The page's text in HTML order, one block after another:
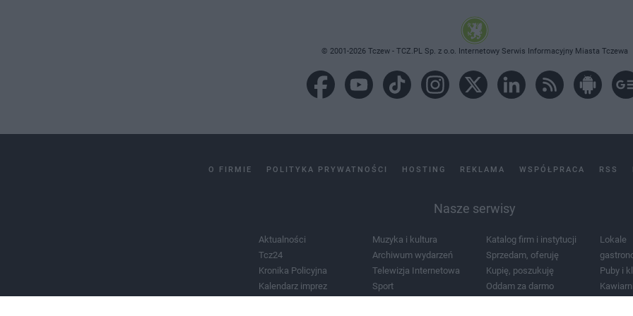
© 2001-2026 Tczew - TCZ.PL Sp. z o.o. Internetowy Serwis Informacyjny Miasta Tczewa
O FIRMIE POLITYKA PRYWATNOŚCI HOSTING REKLAMA WSPÓŁPRACA RSS
Nasze serwisy
Aktualności
Tcz24
Kronika Policyjna
Kalendarz imprez
Muzyka i kultura
Archiwum wydarzeń
Telewizja Internetowa
Sport
Katalog firm i instytucji
Sprzedam, oferuję
Kupię, poszukuję
Oddam za darmo
Lokale
Puby i